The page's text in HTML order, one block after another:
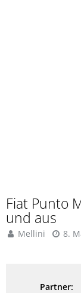
Fiat Punto
und aus
Mellini 8.
Partner: